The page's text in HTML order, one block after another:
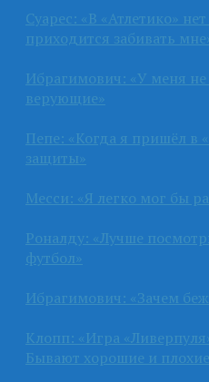
Суарес: «В «Атлетико»
приходится забивать
Ибрагимович: «У меня
верующие»
Пепе: «Когда я пришёл в
защиты»
Месси: «Я легко мог бы
Роналду: «Лучше
футбол»
Ибрагимович: «Зачем
Клопп: «Игра
Бывают хорошие и